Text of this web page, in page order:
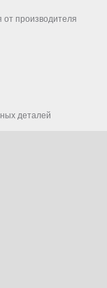
от производителя
деталей